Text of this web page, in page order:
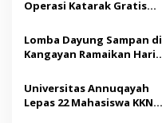
i
p
o
s
Operasi Katarak Gratis
Lomba Dayung Sampan di
Kangayan Ramaikan Hari
Sumenep
Universitas Annuqayah
Lepas 22 Mahasiswa KKN